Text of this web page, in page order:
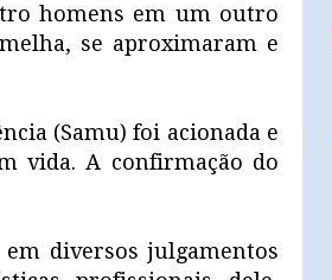
homens em um outro
se aproximaram e
(Samu) foi acionada e
vida. A confirmação do
em diversos julgamentos